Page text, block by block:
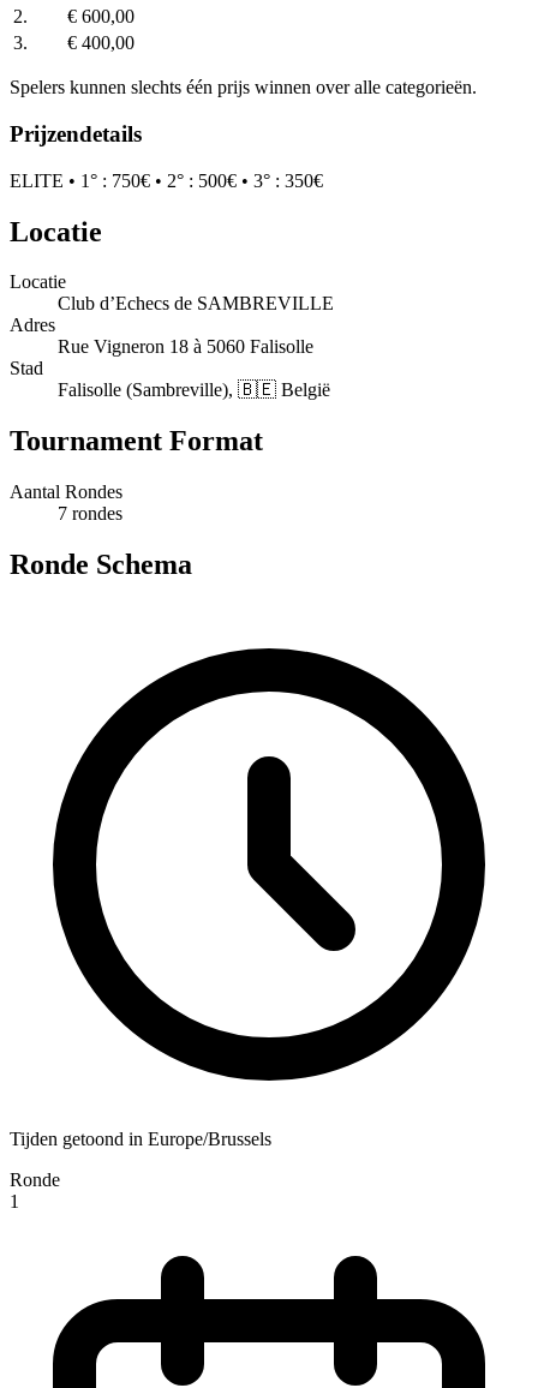
2.
€ 600,00
3.
€ 400,00
Spelers kunnen slechts één prijs winnen over alle categorieën.
Prijzendetails
ELITE • 1° : 750€ • 2° : 500€ • 3° : 350€
Locatie
Locatie
Club d’Echecs de SAMBREVILLE
Adres
Rue Vigneron 18 à 5060 Falisolle
Stad
Falisolle (Sambreville), 🇧🇪 België
Tournament Format
Aantal Rondes
7 rondes
Ronde Schema
Tijden getoond in Europe/Brussels
Ronde
1